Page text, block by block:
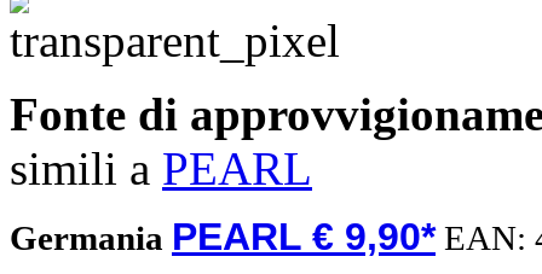
Fonte di
simili a PEARL
Germania PEARL € 9,90*EAN: